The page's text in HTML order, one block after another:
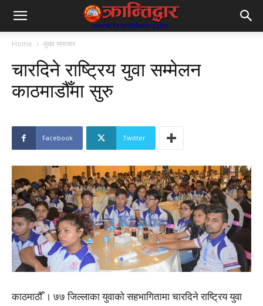
Home मुख्य समाचार
चारदिने राष्ट्रिय युवा सम्मेलन
काठमाडौँमा सुरु
Facebook Twitter
काठमाठौँ । ७७ जिल्लाका युवाको सहभागितामा चारदिने राष्ट्रिय युवा